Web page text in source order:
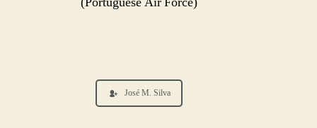
José M. Silva